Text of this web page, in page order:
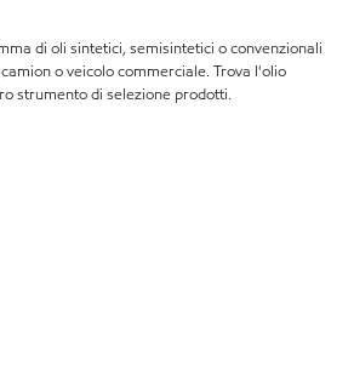
di oli sintetici, semisintetici o convenzionali
o veicolo commerciale. Trova l'olio
strumento di selezione prodotti.